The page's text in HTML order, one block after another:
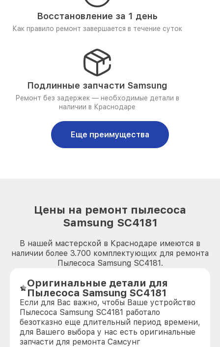
Восстановление за 1 день
Как правило ремонт завершается в течение суток
Подлинные запчасти Samsung
Ремонт без задержек — необходимые детали в
наличии в Краснодаре
Еще преимущества
Цены на ремонт пылесоса
Samsung SC4181
В нашей мастерской в Краснодаре имеются в
наличии более 3.700 комплектующих для ремонта
Пылесоса Samsung SC4181.
Оригинальные детали для
Пылесоса Samsung SC4181
Если для Вас важно, чтобы Ваше устройство
Пылесоса Samsung SC4181 работало
безотказно еще длительный период времени,
для Вашего выбора у нас есть оригинальные
запчасти для ремонта Самсунг